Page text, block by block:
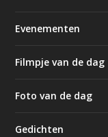
Evenementen
Filmpje van de dag
Foto van de dag
Gedichten